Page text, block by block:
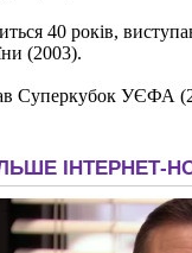
40 років,
(2003).
Суперкубок УЄФА